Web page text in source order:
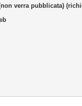
verra pubblicata)